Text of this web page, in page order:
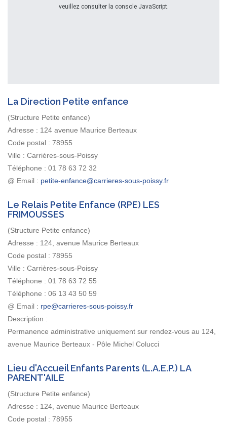
veuillez consulter la console JavaScript.
La Direction Petite enfance
(Structure Petite enfance)
Adresse : 124 avenue Maurice Berteaux
Code postal : 78955
Ville : Carrières-sous-Poissy
Téléphone : 01 78 63 72 32
@ Email :
Le Relais Petite Enfance (RPE) LES
FRIMOUSSES
(Structure Petite enfance)
Adresse : 124, avenue Maurice Berteaux
Code postal : 78955
Ville : Carrières-sous-Poissy
Téléphone : 01 78 63 72 55
Téléphone : 06 13 43 50 59
@ Email :
Description :
Permanence administrative uniquement sur rendez-vous au 124,
avenue Maurice Berteaux - Pôle Michel Colucci
Lieu d'Accueil Enfants Parents (L.A.E.P.) LA
PARENT'AILE
(Structure Petite enfance)
Adresse : 124, avenue Maurice Berteaux
Code postal : 78955